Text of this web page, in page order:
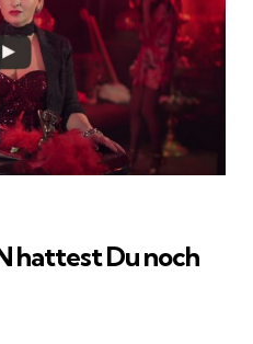
hattest Du noch